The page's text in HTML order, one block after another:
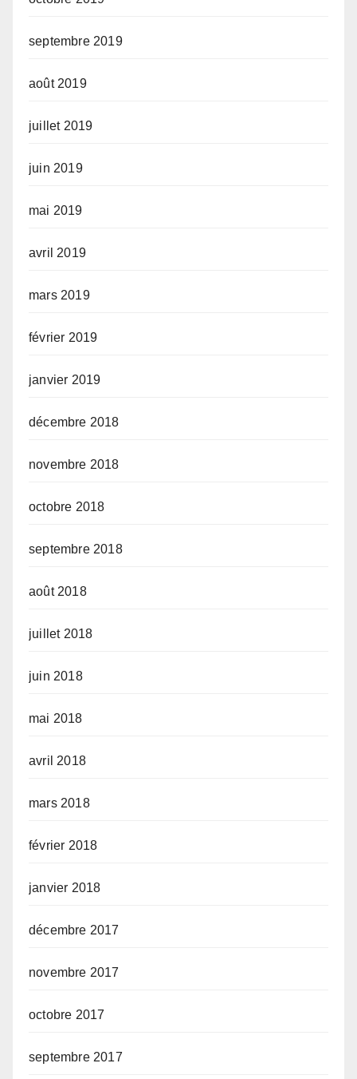
septembre 2019
août 2019
juillet 2019
juin 2019
mai 2019
avril 2019
mars 2019
février 2019
janvier 2019
décembre 2018
novembre 2018
octobre 2018
septembre 2018
août 2018
juillet 2018
juin 2018
mai 2018
avril 2018
mars 2018
février 2018
janvier 2018
décembre 2017
novembre 2017
octobre 2017
septembre 2017